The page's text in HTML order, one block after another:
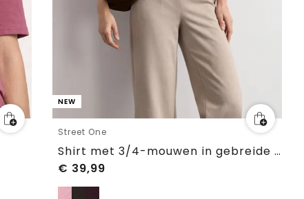
NEW
Street One
Shirt met 3/4-mouwen in gebreide look
€ 39,99